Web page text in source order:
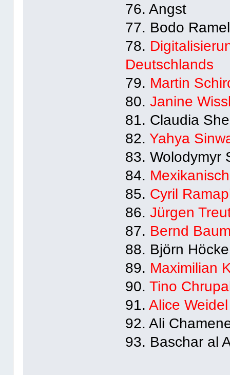
76. Angst
77. Bodo
78.
Deutschlands
79. Martin
80.Janine
81. Claudia
82.Yahya
83. Wolodymyr
84.
85. Cyril
86.Jürgen
87. Bernd
88. Björn Höcke
89. Maximilian
90.Tino
91.Alice Weidel
92. Ali
93. Baschar al